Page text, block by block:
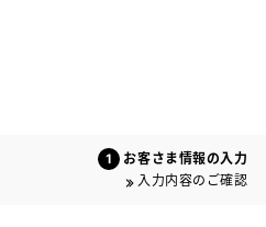
お客さま情報の入力
入力内容のご確認